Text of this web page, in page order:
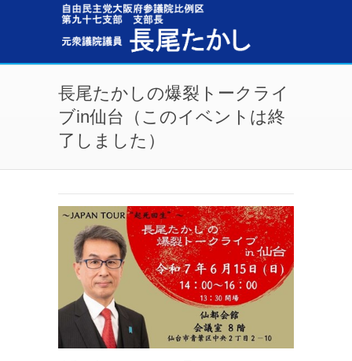
メインコンテンツに移動
長尾たかしの爆裂トークライ
ブin仙台（このイベントは終
了しました）